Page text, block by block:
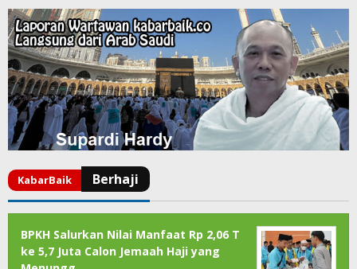
BPKH Salurkan Nilai Manfaat Rp 2,06 T
ke 5,7 Juta Calon Jemaah Haji yang